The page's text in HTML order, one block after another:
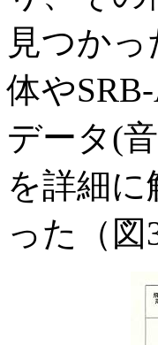
見つか
体や
データ(
を詳細
った（図